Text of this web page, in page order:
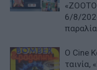
6/8/
Ο Cine
ταινία,